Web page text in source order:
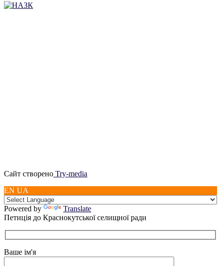
Сайт створено Try-media
EN UA
Powered by
Translate
Петиція до Краснокутської селищної ради
Ваше ім'я